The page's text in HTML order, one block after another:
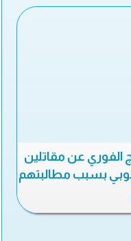
الفوري عن مقاتلين
بسبب مطالبتهم